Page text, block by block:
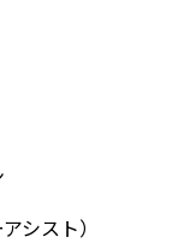
シスト）